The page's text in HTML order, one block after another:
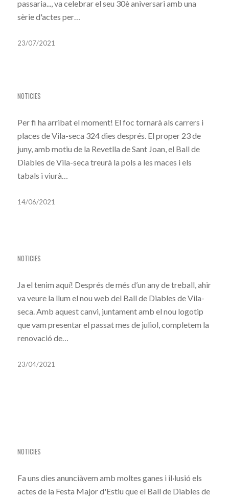
passaria..., va celebrar el seu 30è aniversari amb una
sèrie d'actes per…
23/07/2021
NOTICIES
Per fi ha arribat el moment! El foc tornarà als carrers i
places de Vila-seca 324 dies després. El proper 23 de
juny, amb motiu de la Revetlla de Sant Joan, el Ball de
Diables de Vila-seca treurà la pols a les maces i els
tabals i viurà…
14/06/2021
NOTICIES
Ja el tenim aquí! Després de més d’un any de treball, ahir
va veure la llum el nou web del Ball de Diables de Vila-
seca. Amb aquest canvi, juntament amb el nou logotip
que vam presentar el passat mes de juliol, completem la
renovació de…
23/04/2021
NOTICIES
Fa uns dies anunciàvem amb moltes ganes i il·lusió els
actes de la Festa Major d'Estiu que el Ball de Diables de